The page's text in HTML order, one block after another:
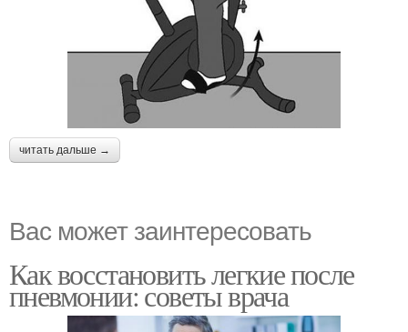
читать дальше →
Вас может заинтересовать
Как восстановить легкие после
пневмонии: советы врача